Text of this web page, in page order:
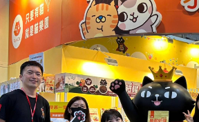
►【最後6組】 買就送 8大罐櫻
桃鴨凍乾(價值$2640)
►【限量最低價】日本CIAO原
湯杯買一送一!!
►【贈品限量送】送 活力雞凍乾
4大罐 或夏日靜音風扇一台 或50